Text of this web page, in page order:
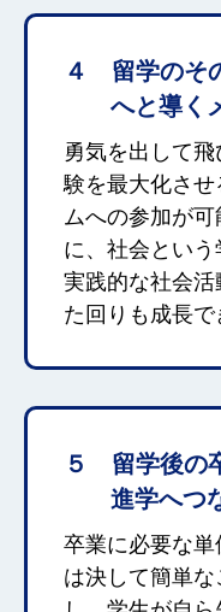
４ 留学のそ
へと導く
勇気を出して
験を最大化さ
ムへの参加が
に、社会とい
実践的な社会
た回りも成長で
５ 留学後の
進学へつ
卒業に必要な
は決して簡単